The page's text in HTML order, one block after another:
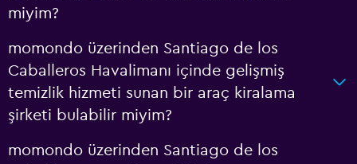
miyim?
momondo üzerinden Santiago de los
Caballeros Havalimanı içinde gelişmiş
temizlik hizmeti sunan bir araç kiralama
şirketi bulabilir miyim?
momondo üzerinden Santiago de los